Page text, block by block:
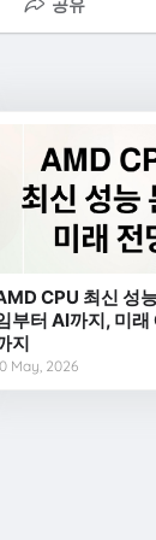
공유
CPU 최신 성
부터 AI까지, 미래
지
May, 2026